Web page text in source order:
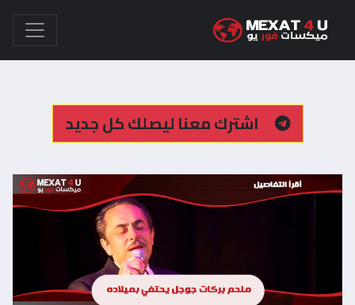
اشترك معنا ليصلك كل جديد